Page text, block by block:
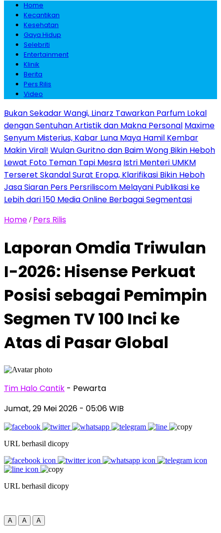
Home
Kecantikan
Kesehatan
Gaya Hidup
Selebriti
Entertainment
Klinik
Berita
Pers Rilis
Video
Bukan Sekadar Wangi, Linarz Tawarkan Parfum Lokal
dengan Sentuhan Artistik dan Makna Personal Maxime
Senyum Misterius, Kabar Luna Maya Hamil Kembar
Makin Viral! Wulan Guritno dan Baim Wong Bikin Heboh
Lewat Foto Teman Tapi Mesra Istri Menteri UMKM
Terseret Skandal Surat Eropa, Klarifikasi Bikin Heboh
Jasa Siaran Pers Persriliscom Melayani Publikasi ke
Lebih dari 150 Media Online Berbagai Segmentasi
Home / Pers Rilis
Laporan Omdia Triwulan
I-2026: Hisense Perkuat
Posisi sebagai Pemimpin
Segmen TV 100 Inci ke
Atas di Pasar Global
Tim Halo Cantik - Pewarta
Jumat, 29 Mei 2026 - 05:06 WIB
URL berhasil dicopy
URL berhasil dicopy
A A A